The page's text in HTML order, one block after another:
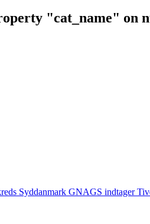
"cat_name" on
Syddanmark GNAGS indtager